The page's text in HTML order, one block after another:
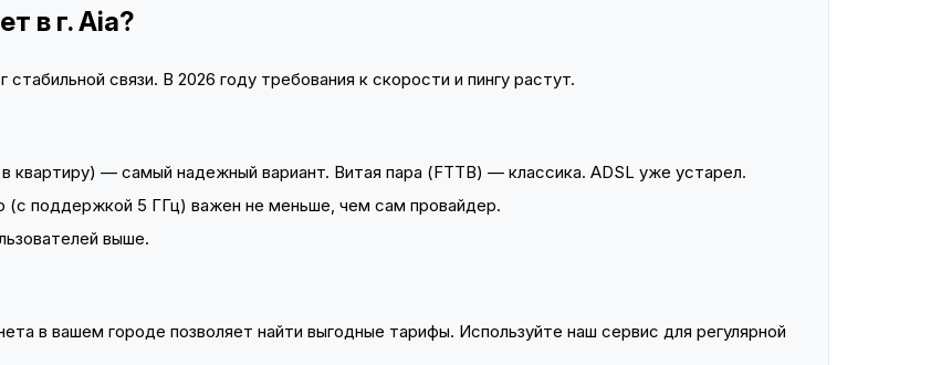
в г. Aia?
связи. В 2026 году требования к скорости и пингу растут.
квартиру) — самый надежный вариант. Витая пара (FTTB) — классика. ADSL уже устарел.
(с поддержкой 5 ГГц) важен не меньше, чем сам провайдер.
выше.
в вашем городе позволяет найти выгодные тарифы. Используйте наш сервис для регулярной